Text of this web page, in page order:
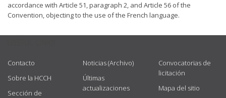
accordance with Article 51, paragraph 2, and Article 56 of the
Convention, objecting to the use of the French language.
Contacto
Sobre la HCCH
Sección de
Noticias (Archivo)
Últimas
actualizaciones
Convocatorias de
licitación
Mapa del sitio